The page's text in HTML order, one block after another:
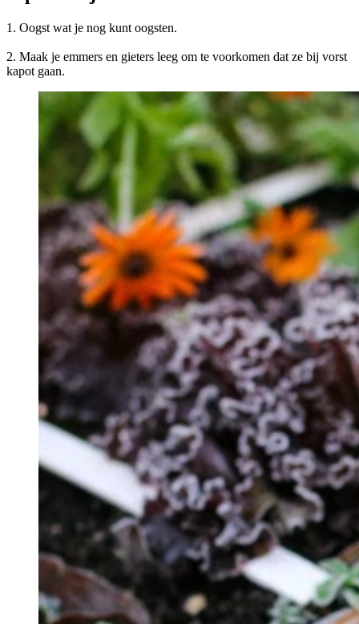
1. Oogst wat je nog kunt oogsten.
2. Maak je emmers en gieters leeg om te voorkomen dat ze bij vorst
kapot gaan.